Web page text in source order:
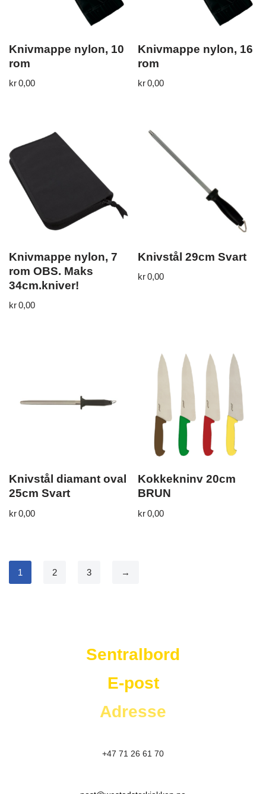
Knivmappe nylon, 10
rom
kr0,00
Knivmappe nylon, 16
rom
kr0,00
Knivmappe nylon, 7
rom OBS. Maks
34cm.kniver!
kr0,00
Knivstål 29cm Svart
kr0,00
Knivstål diamant oval
25cm Svart
kr0,00
Kokkekninv 20cm
BRUN
kr0,00
1 2 3 →
Sentralbord
E-post
Adresse
+47 71 26 61 70